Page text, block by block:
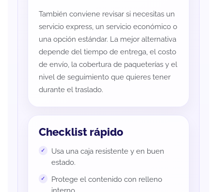
También conviene revisar si necesitas un
servicio express, un servicio económico o
una opción estándar. La mejor alternativa
depende del tiempo de entrega, el costo
de envío, la cobertura de paqueterías y el
nivel de seguimiento que quieres tener
durante el traslado.
Checklist rápido
Usa una caja resistente y en buen
estado.
Protege el contenido con relleno